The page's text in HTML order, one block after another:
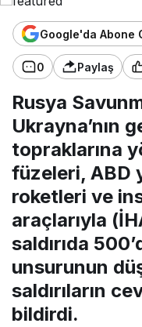
Google'da Abone
0 Paylaş
Rusya
Ukrayna’nın
topraklarına
füzeleri, ABD
roketleri ve
araçlarıyla
saldırıda
unsurunun
saldırıların
bildirdi.